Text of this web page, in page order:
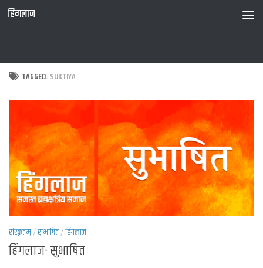
हिंगलाज
TAGGED: SUKTIYA
संस्कृतम्/सुभाषित/हिंगलाज
हिंगलाज- सुभाषित